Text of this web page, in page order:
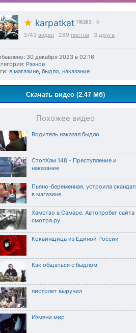
★ karpatkat 116263 | 0
3743 видео 289 постов 3 друга
30 декабря 2023 в 02:16
Разное
в магазине, быдло, наказание
Скачать видео (2.47 Мб)
Похожее видео
Водитель наказал быдло
СтопХам 148 - Преступление и
наказание
Пьяно-беременная, устроила скандал
в магазине.
Хамство в Самаре. Автопробег сайта
смотра.ру
Кокаинщица из Единой России
Как общаться с быдлом
пистолет выручил
Измени мир